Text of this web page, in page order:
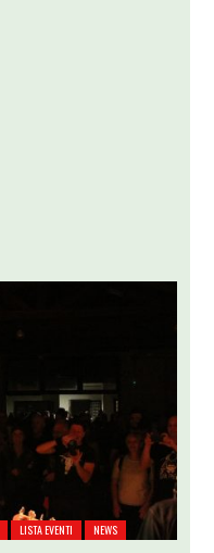
LISTA EVENTI NEWS